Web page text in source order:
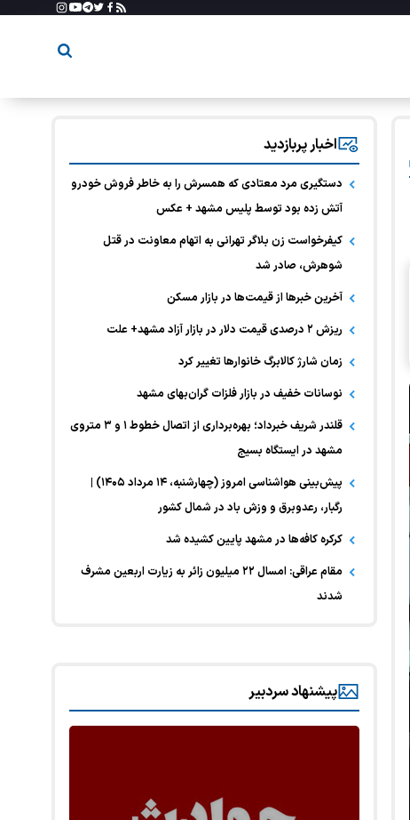
اخبار پربازدید
دستگیری مرد معتادی که همسرش را به خاطر فروش خودرو
آتش زده بود توسط پلیس مشهد + عکس
کیفرخواست زن بلاگر تهرانی به اتهام معاونت در قتل
شوهرش، صادر شد
آخرین خبر‌ها از قیمت‌ها در بازار مسکن
ریزش ۲ درصدی قیمت دلار در بازار آزاد مشهد+ علت
زمان شارژ کالابرگ خانوارها تغییر کرد
نوسانات خفیف در بازار فلزات گران‌بهای مشهد
قلندر شریف خبرداد؛ بهره‌برداری از اتصال خطوط ۱ و ۳ متروی
مشهد در ایستگاه بسیج
پیش‌بینی هواشناسی امروز (چهارشنبه، ۱۴ مرداد ۱۴۰۵) |
رگبار، رعدوبرق و وزش باد در شمال کشور
کرکره کافه‌ها در مشهد پایین کشیده شد
مقام عراقی: امسال ۲۲ میلیون زائر به زیارت اربعین مشرف
شدند
پیشنهاد سردبیر